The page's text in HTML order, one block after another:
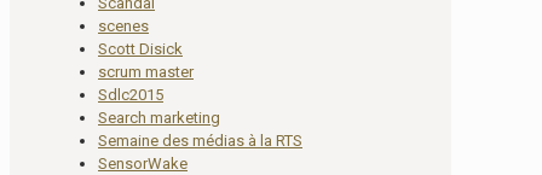
scenes
Scott Disick
scrum master
Sdlc2015
Search marketing
Semaine des médias à la RTS
SensorWake